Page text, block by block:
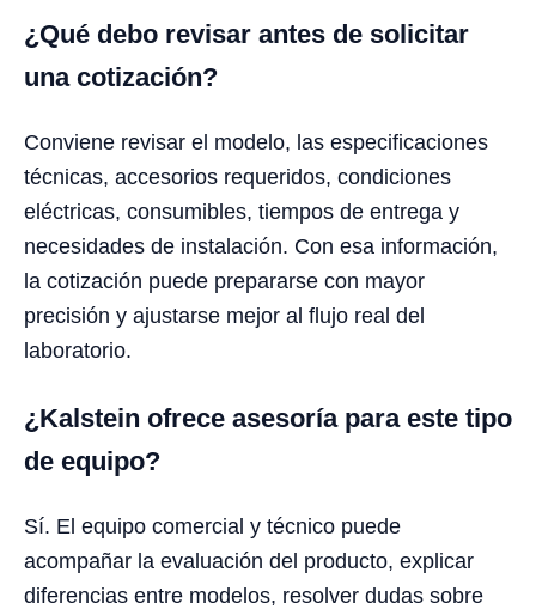
¿Qué debo revisar antes de solicitar
una cotización?
Conviene revisar el modelo, las especificaciones
técnicas, accesorios requeridos, condiciones
eléctricas, consumibles, tiempos de entrega y
necesidades de instalación. Con esa información,
la cotización puede prepararse con mayor
precisión y ajustarse mejor al flujo real del
laboratorio.
¿Kalstein ofrece asesoría para este tipo
de equipo?
Sí. El equipo comercial y técnico puede
acompañar la evaluación del producto, explicar
diferencias entre modelos, resolver dudas sobre